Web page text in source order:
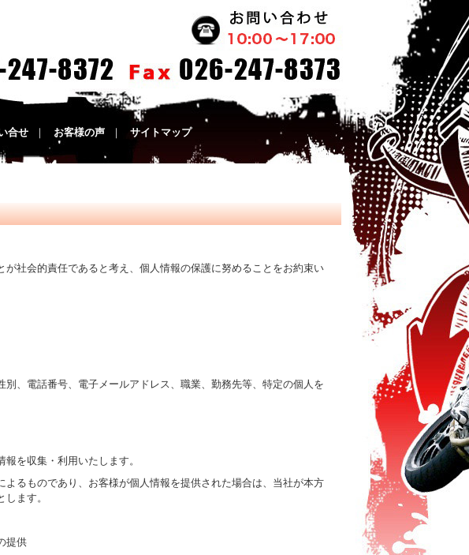
合せ お客様の声 サイトマップ
社会的責任であると考え、個人情報の保護に努めることをお約束い
、電話番号、電子メールアドレス、職業、勤務先等、特定の個人を
を収集・利用いたします。
るものであり、お客様が個人情報を提供された場合は、当社が本方
ます。
提供